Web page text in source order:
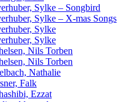
Sylke – Songbird
Sylke – X-mas Songs
Sylke
Sylke
Nils Torben
Nils Torben
Nathalie
Falk
Ezzat